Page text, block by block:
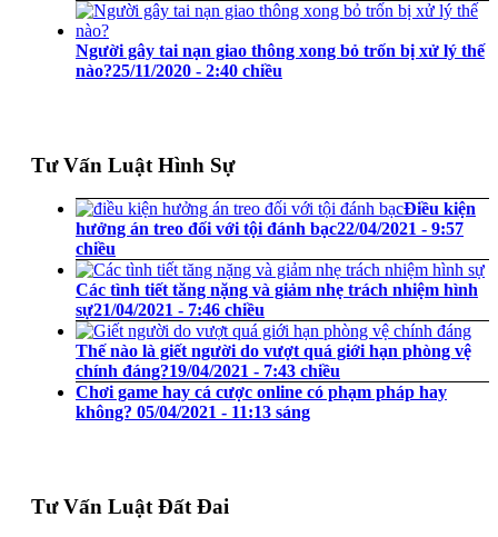
Người gây tai nạn giao thông xong bỏ trốn bị xử lý thế
nào?25/11/2020 - 2:40 chiều
Tư Vấn Luật Hình Sự
Điều kiện
hưởng án treo đối với tội đánh bạc22/04/2021 - 9:57
chiều
Các tình tiết tăng nặng và giảm nhẹ trách nhiệm hình
sự21/04/2021 - 7:46 chiều
Thế nào là giết người do vượt quá giới hạn phòng vệ
chính đáng?19/04/2021 - 7:43 chiều
Chơi game hay cá cược online có phạm pháp hay
không? 05/04/2021 - 11:13 sáng
Tư Vấn Luật Đất Đai